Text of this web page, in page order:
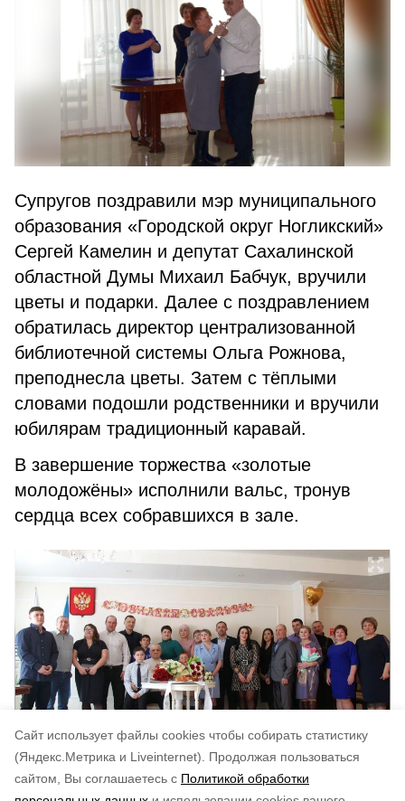
Cайт использует файлы cookies чтобы собирать статистику
(Яндекс.Метрика и Liveinternet).
Продолжая пользоваться
сайтом, Вы соглашаетесь с Политикой обработки
Супругов поздравили мэр муниципального
образования «Городской округ Ногликский»
Сергей Камелин и депутат Сахалинской
областной Думы Михаил Бабчук, вручили
цветы и подарки. Далее с поздравлением
обратилась директор централизованной
библиотечной системы Ольга Рожнова,
преподнесла цветы. Затем с тёплыми
словами подошли родственники и вручили
юбилярам традиционный каравай.
В завершение торжества «золотые
молодожёны» исполнили вальс, тронув
сердца всех собравшихся в зале.